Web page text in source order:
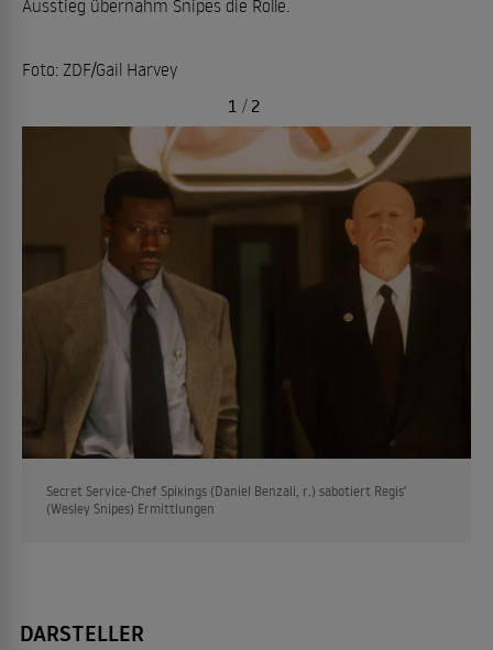
Ausstieg übernahm Snipes die Rolle.
Foto: ZDF/Gail Harvey
Secret Service-Chef Spikings (Daniel Benzali, r.) sabotiert Regis'
(Wesley Snipes) Ermittlungen
1 / 2
DARSTELLER